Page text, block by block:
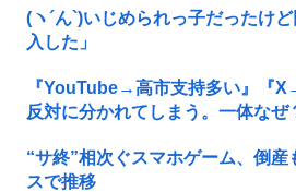
(ヽ´ん`)いじめられっ子だったけ
入した」
『YouTube→高市支持多い』『
反対に分かれてしまう。一体なぜ
“サ終”相次ぐスマホゲーム、倒産
スで推移